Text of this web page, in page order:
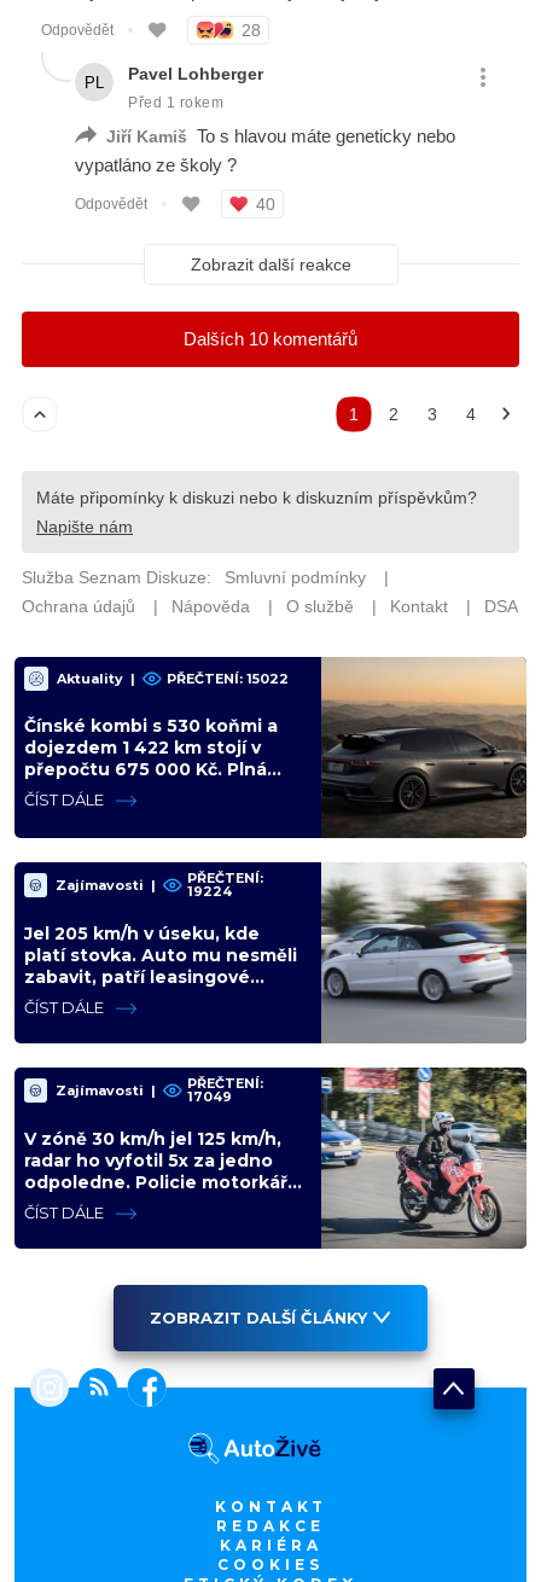
Aktuality | PŘEČTENÍ: 15022
Čínské kombi s 530 koňmi a
dojezdem 1 422 km stojí v
přepočtu 675 000 Kč. Plná
výbava je v ceně, VW a BMW
mají problém
ČÍST DÁLE
Zajímavosti | PŘEČTENÍ:
19224
Jel 205 km/h v úseku, kde
platí stovka. Auto mu nesměli
zabavit, patří leasingové
firmě. Úřad si ale poradil jinak
ČÍST DÁLE
Zajímavosti | PŘEČTENÍ:
17049
V zóně 30 km/h jel 125 km/h,
radar ho vyfotil 5x za jedno
odpoledne. Policie motorkáře
nedokázala zastavit
ČÍST DÁLE
ZOBRAZIT DALŠÍ ČLÁNKY
KONTAKT
REDAKCE
KARIÉRA
COOKIES